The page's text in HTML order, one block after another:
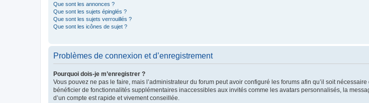
Que sont les annonces ?
Que sont les sujets épinglés ?
Que sont les sujets verrouillés ?
Que sont les icônes de sujet ?
Problèmes de connexion et d’enregistrement
Pourquoi dois-je m’enregistrer ?
Vous pouvez ne pas le faire, mais l’administrateur du forum peut avoir configuré les forums afin qu’il soit
bénéficier de fonctionnalités supplémentaires inaccessibles aux invités comme les avatars personnalisés, la
d’un compte est rapide et vivement conseillée.